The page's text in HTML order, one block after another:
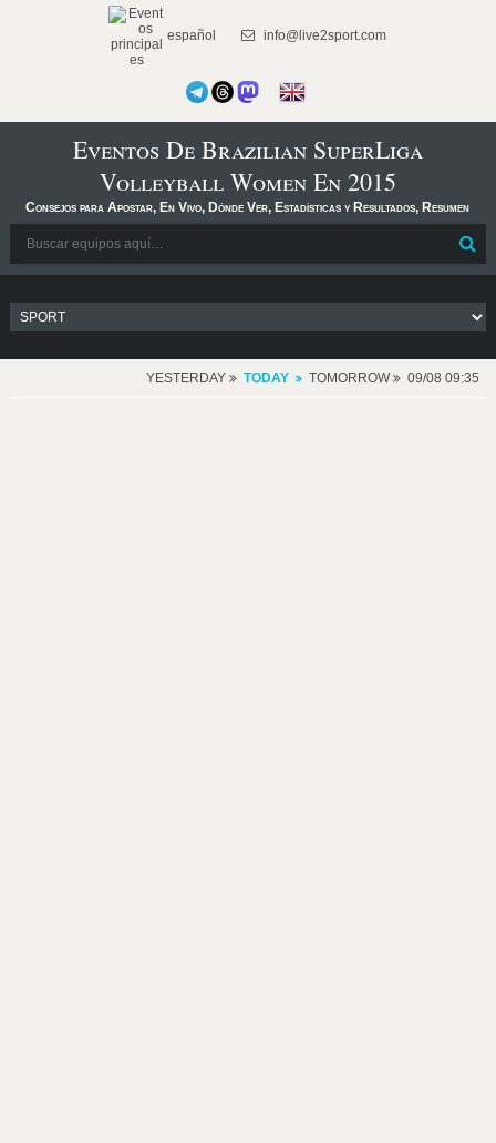
español info@live2sport.com
Eventos De Brazilian SuperLiga
Volleyball Women En 2015
Consejos para Apostar, En Vivo, Dónde Ver, Estadísticas y Resultados, Resumen
YESTERDAY TODAY TOMORROW 09/08 09:35